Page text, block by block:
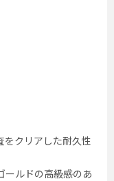
クリアした耐久性
ールドの高級感のあ